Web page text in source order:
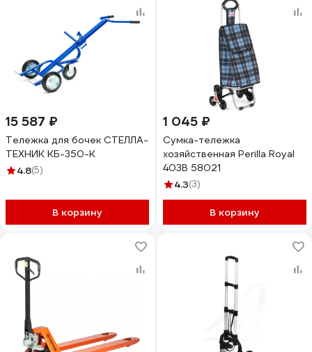
15 587 ₽
Тележка для бочек СТЕЛЛА-
ТЕХНИК КБ-350-К
4.8(5)
В корзину
1 045 ₽
Сумка-тележка
хозяйственная Perilla Royal
403B 58021
4.3(3)
В корзину